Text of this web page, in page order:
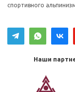
спортивного
Наши